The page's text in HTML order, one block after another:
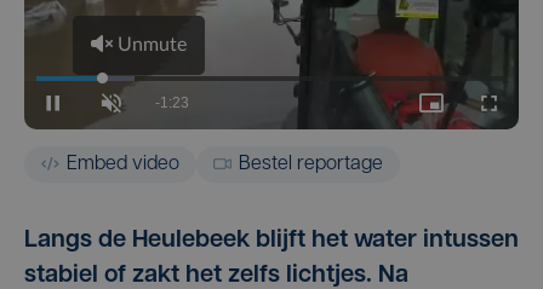
Embed video Bestel reportage
Langs de Heulebeek blijft het water intussen
stabiel of zakt het zelfs lichtjes. Na